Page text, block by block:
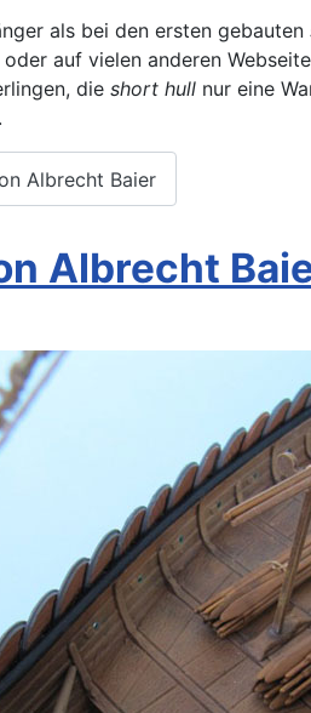
als bei den ersten gebauten
oder auf vielen anderen
die short hull nur eine
Albrecht Baier
Albrecht